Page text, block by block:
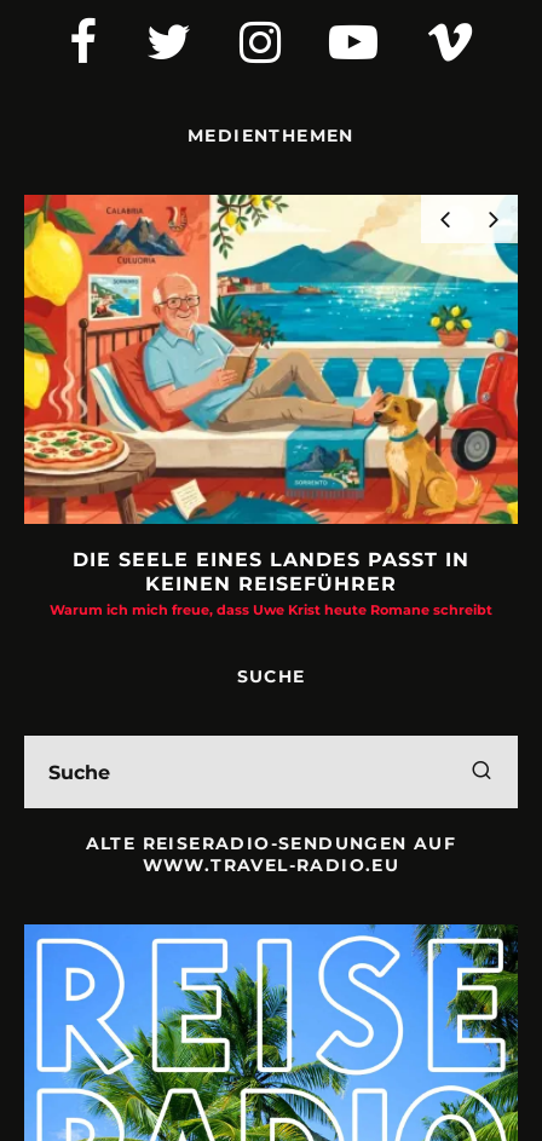
MEDIENTHEMEN
DIE SEELE EINES LANDES PASST IN
KEINEN REISEFÜHRER
Warum ich mich freue, dass Uwe Krist heute Romane schreibt
SUCHE
ALTE REISERADIO-SENDUNGEN AUF
WWW.TRAVEL-RADIO.EU